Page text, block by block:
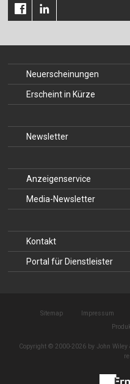
Neuerscheinungen
Erscheint in Kürze
Newsletter
Anzeigenservice
Media-Newsletter
Kontakt
Portal für Dienstleister
Sitemap Impressum
Copyright © 2000-2026 by John